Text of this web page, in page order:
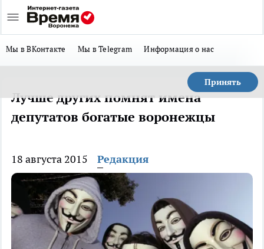
Мы в ВКонтакте Мы в Telegram Информация о нас
Принять
Лучше других помнят имена
депутатов богатые воронежцы
18 августа 2015 Редакция